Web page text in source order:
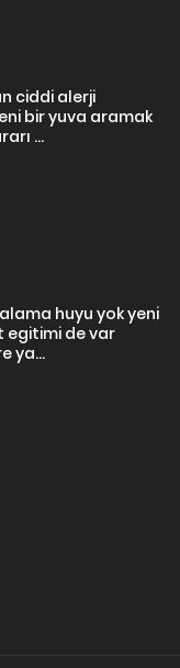
ciddi alerji
bir yuva aramak
...
huyu yok yeni
egitimi de var
ya...